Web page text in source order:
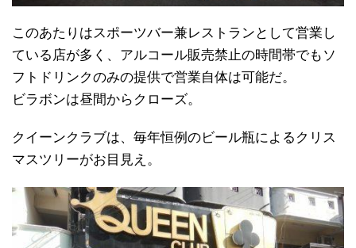
このあたりはスポーツバー兼レストランとして営業し
ている店が多く、アルコール販売禁止の時間帯でもソ
フトドリンクのみの提供で営業自体は可能だ。
ビラボンは昼間からクローズ。
クイーンクラブは、毎年恒例のビール瓶によるクリス
マスツリーがお目見え。